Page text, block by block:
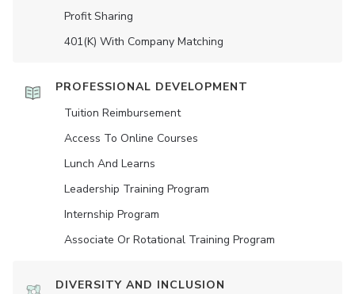
Profit Sharing
401(K) With Company Matching
PROFESSIONAL DEVELOPMENT
Tuition Reimbursement
Access To Online Courses
Lunch And Learns
Leadership Training Program
Internship Program
Associate Or Rotational Training Program
DIVERSITY AND INCLUSION